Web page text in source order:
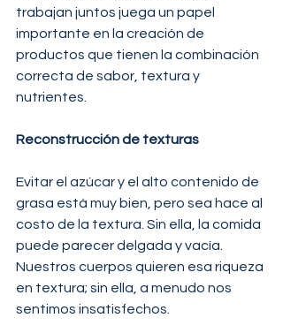
trabajan juntos juega un papel
importante en la creación de
productos que tienen la combinación
correcta de sabor, textura y
nutrientes.
Reconstrucción de texturas
Evitar el azúcar y el alto contenido de
grasa está muy bien, pero sea hace al
costo de la textura. Sin ella, la comida
puede parecer delgada y vacía.
Nuestros cuerpos quieren esa riqueza
en textura; sin ella, a menudo nos
sentimos insatisfechos.